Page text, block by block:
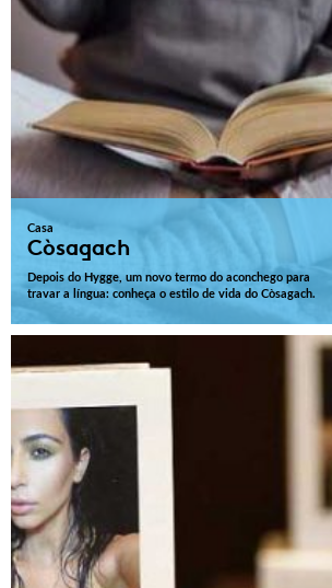
Casa
Còsagach
Depois do Hygge, um novo termo do aconchego para
travar a língua: conheça o estilo de vida do Còsagach.